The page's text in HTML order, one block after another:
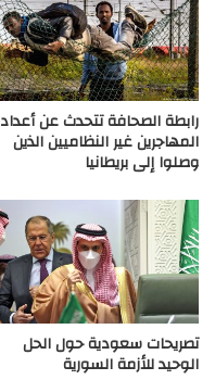
رابطة الصحافة تتحدث عن أعداد
المهاجرين غير النظاميين الذين
وصلوا إلى بريطانيا
تصريحات سعودية حول الحل
الوحيد للأزمة السورية